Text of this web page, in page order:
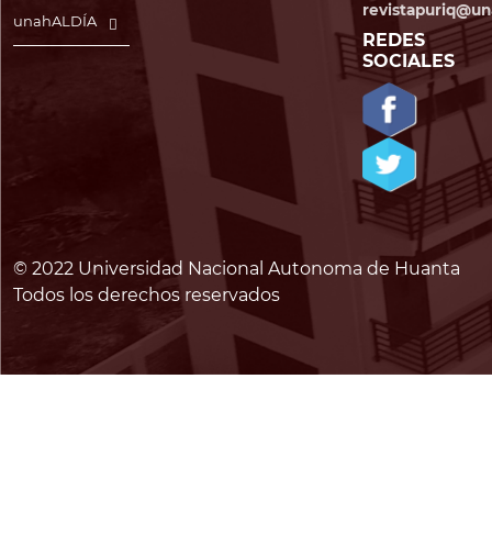
unahALDÍA
REDES
SOCIALES
© 2022 Universidad Nacional Autonoma de Huanta
Todos los derechos reservados